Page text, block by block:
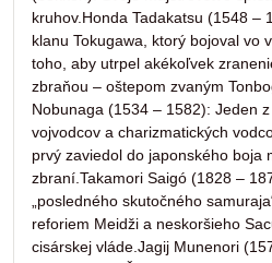
kruhov.Honda Tadakatsu (1548 –
klanu Tokugawa, ktorý bojoval vo
toho, aby utrpel akékoľvek
zbraňou – oštepom zvaným
Nobunaga (1534 – 1582): Jeden
vojvodcov a charizmatických
prvý zaviedol do japonského boja
zbraní.Takamori Saigó (1828 –
„posledného skutočného
reforiem Meidži a neskoršieho
cisárskej vláde.Jagij Munenori